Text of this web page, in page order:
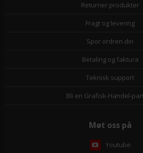
Returner produkter
Fragt og levering
Spor ordren din
Betaling og faktura
Teknisk support
Bli en Grafisk-Handel-
Møt oss på
Youtube